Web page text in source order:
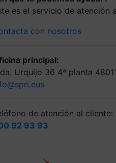
es el servicio de atención
con nosotros
principal:
Urquijo 36 4ª planta
de atención al cliente:
92 93 93